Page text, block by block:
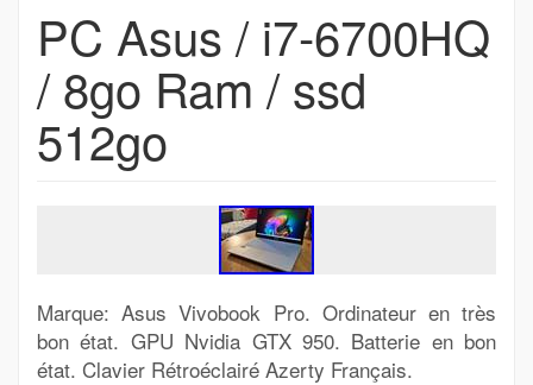
PC Asus / i7-6700HQ
/ 8go Ram / ssd
512go
Marque: Asus Vivobook Pro. Ordinateur en très
bon état. GPU Nvidia GTX 950. Batterie en bon
état. Clavier Rétroéclairé Azerty Français.